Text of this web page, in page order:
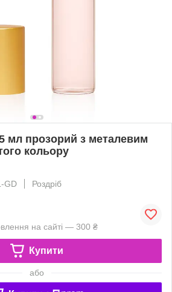
мл прозорий з металевим
кольору
GD
Роздріб
на сайті — 300 ₴
Купити
або